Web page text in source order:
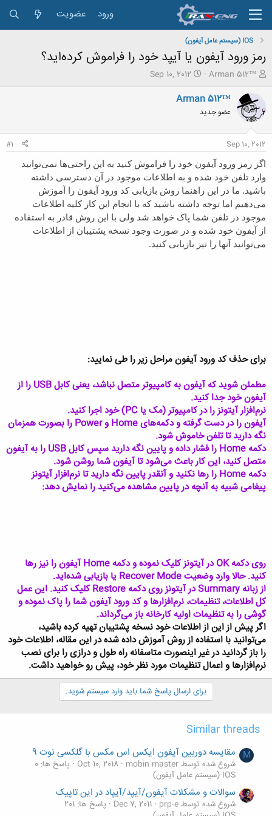
ورود عضویت
IOS (سیستم عامل آیفون)
رمز ورود آیفون یا آیپد خود را فراموش کرده‌اید؟
ش
و
ع
ک
ه
م
و
ض
و
ع
Arman 512™
ت
ر
ع
Sep 10, 2012
Arman 512™
عضو جدید
Sep 10, 2012
#1
اگر رمز ورود آیفون خود را فراموش کنید به این راحتی‌ها نمی‌توانید
وارد تلفن خود شده و به اطلاعات موجود در آن دسترسی داشته
باشید. ما در این راهنما روش بازیابی کد ورود آيفون را آموزش
می‌دهیم اما توجه داشته باشید که با انجام این کار کلیه اطلاعات
موجود در تلفن شما پاک خواهد شد ولی با این روش قادر به استفاده
از آیفون خود شده و در صورت وجود نسخه پشتیبان از اطلاعات
می‌توانید آنها را نیز بازیابی کنید.
برای حذف کد ورود آیفون مراحل زیر را طی نمایید:
مطمئن شوید که آیفون به کامپیوتر متصل نباشد، یعنی کابل USB را از
آيفون خود جدا کنید.
نرم‌افزار آیتونز را در کامپیوتر (مک یا PC) خود اجرا کنید.
آیفون را در دست گرفته و دکمه‌های Home و Power را بصورت همزمان
نگه دارید تا تلفن خاموش شود.
دکمه Home را فشار داده و پایین نگه دارید سپس کابل USB را به آیفون
متصل کنید، این کار باعث می‌شود تا آیفون شما روشن شود.
دکمه Home را رها نکنید و آنقدر پایین نگه دارید تا نرم‌افزار آیتونز
پیغامی شبیه به آنچه در پایین مشاهده می‌کنید را نمایش دهد:
روی دکمه OK در آیتونز کلیک نموده و دکمه Home آیفون را نیز رها
کنید. حالا وارد وضعیت Recover Mode یا بازیابی شده‌اید.
از زبانه Summary در آیتونز روی دکمه Restore کلیک کنید. این عمل
کل اطلاعات، تنظیمات، نرم‌افزارها و کد ورود آیفون شما را پاک نموده و
گوشی را به تنظیمات اولیه کارخانه باز می‌گرداند.
اگر پیش از این از اطلاعات خود نسخه پشتیبان تهیه کرده‌ باشید،
می‌توانید با استفاده از روش آموزش داده شده در این مقاله، اطلاعات خود
را باز گردانید در غیر اینصورت متاسفانه راه طول و درازی را برای نصب
نرم‌افزارها و اعمال تنظیمات مورد نظر خود، پیش رو خواهید داشت.
برای ارسال پاسخ شما باید وارد سیستم شوید.
Similar threads
M مقایسه دوربین آیفون ایکس اس مکس با گلکسی نوت 9
شروع شده توسط mobin master Oct 10, 2018
پاسخ ها: 0
IOS (سیستم عامل آیفون)
سوالات و مشکلات آیفون/آیپد/آیپاد در این تاپیک
شروع شده توسط prp-e Dec 7, 2011
پاسخ ها: 201